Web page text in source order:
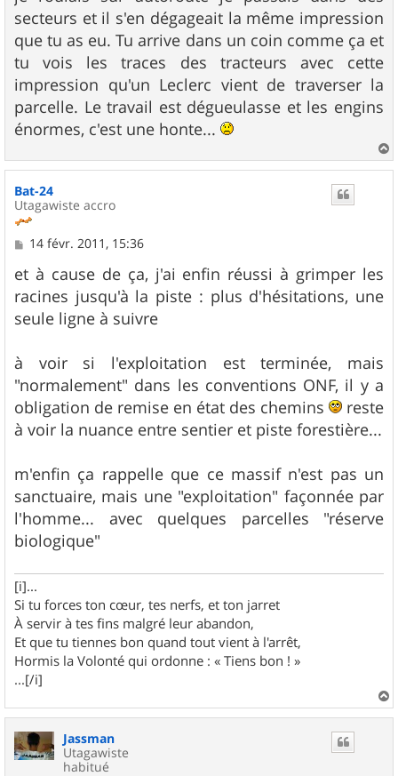
secteurs et il s'en dégageait la même impression
que tu as eu. Tu arrive dans un coin comme ça et
tu vois les traces des tracteurs avec cette
impression qu'un Leclerc vient de traverser la
parcelle. Le travail est dégueulasse et les engins
énormes, c'est une honte...
a
Bat-24
Utagawiste accro
M
s
s
a
g
e
14 févr. 2011, 15:36
et à cause de ça, j'ai enfin réussi à grimper les
racines jusqu'à la piste : plus d'hésitations, une
seule ligne à suivre
à voir si l'exploitation est terminée, mais
"normalement" dans les conventions ONF, il y a
obligation de remise en état des chemins
reste
à voir la nuance entre sentier et piste forestière...
m'enfin ça rappelle que ce massif n'est pas un
sanctuaire, mais une "exploitation" façonnée par
l'homme... avec quelques parcelles "réserve
biologique"
[i]...
Si tu forces ton cœur, tes nerfs, et ton jarret
À servir à tes fins malgré leur abandon,
Et que tu tiennes bon quand tout vient à l'arrêt,
Hormis la Volonté qui ordonne : « Tiens bon ! »
...[/i]
a
Jassman
Utagawiste
habitué